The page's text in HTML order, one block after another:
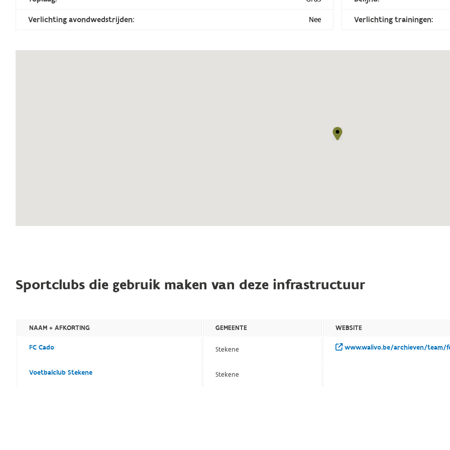
Verlichting avondwedstrijden: Nee Verlichting trainingen:
Sportclubs die gebruik maken van deze infrastructuur
NAAM + AFKORTING GEMEENTE WEBSITE
FC Cado Stekene www.walivo.be/archieven/team/
Voetbalclub Stekene Stekene